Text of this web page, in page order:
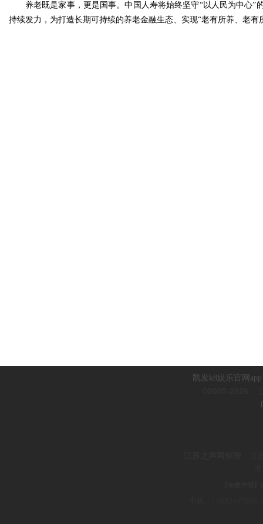
养老既是家事，更是国事。中国人寿将始终坚守“以人民为中心
持续发力，为打造长期可持续的养老金融生态、实现“老有所养、老
凯发k8娱乐官网